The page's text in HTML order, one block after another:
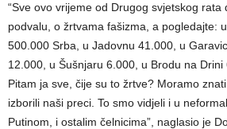
“Sve ovo vrijeme od Drugog svjetskog rata
podvalu, o žrtvama fašizma, a pogledajte:
500.000 Srba, u Јadovnu 41.000, u
12.000, u Šušnjaru 6.000, u Brodu na Drini
Pitam ja sve, čije su to žrtve? Moramo
izborili naši preci. To smo vidjeli i u
Putinom, i ostalim čelnicima”, naglasio je